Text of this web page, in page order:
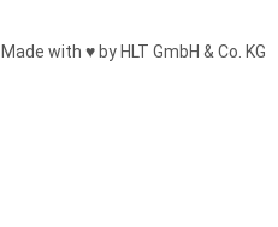
Made with ♥ by HLT GmbH & Co. KG